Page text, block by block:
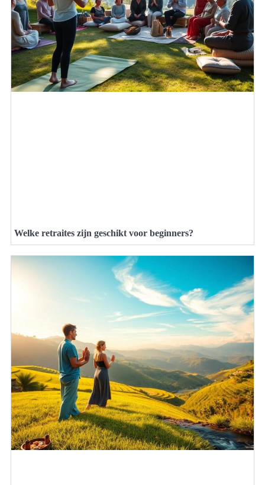
Welke retraites zijn geschikt voor beginners?